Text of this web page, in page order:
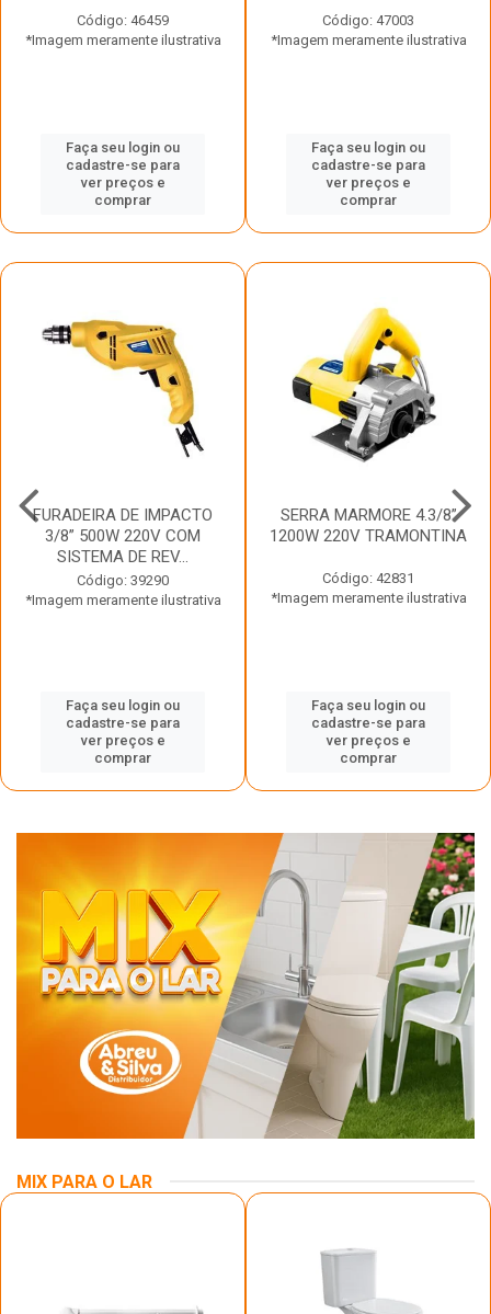
Código: 46459
*Imagem meramente ilustrativa
Faça seu login ou
cadastre-se para
ver preços e
comprar
Código: 47003
*Imagem meramente ilustrativa
Faça seu login ou
cadastre-se para
ver preços e
comprar
FURADEIRA DE IMPACTO
3/8” 500W 220V COM
SISTEMA DE REV...
Código: 39290
*Imagem meramente ilustrativa
Faça seu login ou
cadastre-se para
ver preços e
comprar
SERRA MARMORE 4.3/8”
1200W 220V TRAMONTINA
Código: 42831
*Imagem meramente ilustrativa
Faça seu login ou
cadastre-se para
ver preços e
comprar
MIX PARA O LAR